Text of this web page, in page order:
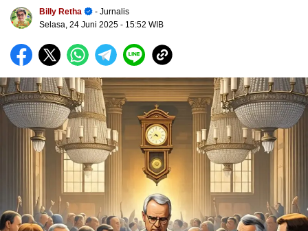
Billy Retha
- Jurnalis
Selasa, 24 Juni 2025 - 15:52 WIB